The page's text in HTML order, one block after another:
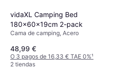
vidaXL Camping Bed
180x60x19cm 2-pack
Cama de camping, Acero
48,99 €
O 3 pagos de 16,33 € TAE 0%¹
2 tiendas